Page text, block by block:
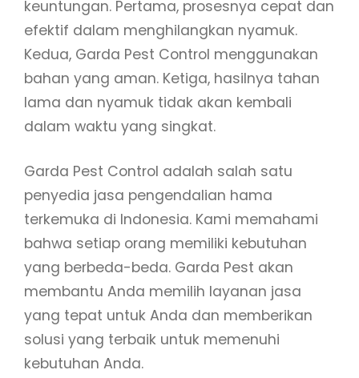
keuntungan. Pertama, prosesnya cepat dan
efektif dalam menghilangkan nyamuk.
Kedua, Garda Pest Control menggunakan
bahan yang aman. Ketiga, hasilnya tahan
lama dan nyamuk tidak akan kembali
dalam waktu yang singkat.
Garda Pest Control adalah salah satu
penyedia jasa pengendalian hama
terkemuka di Indonesia. Kami memahami
bahwa setiap orang memiliki kebutuhan
yang berbeda-beda. Garda Pest akan
membantu Anda memilih layanan jasa
yang tepat untuk Anda dan memberikan
solusi yang terbaik untuk memenuhi
kebutuhan Anda.